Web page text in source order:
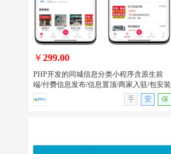
无演示
￥299.00
PHP开发的同城信息分类小程序含原生前
端/付费信息发布/信息置顶/商家入驻/包安装
手
安 保